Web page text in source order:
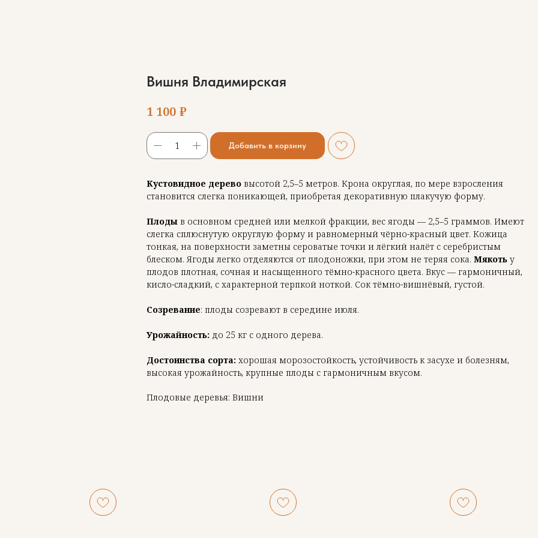
Вишня Владимирская
1 100 ₽
Добавить в корзину
Кустовидное дерево высотой 2,5–5 метров. Крона округлая, по мере взросления
становится слегка поникающей, приобретая декоративную плакучую форму.
Плоды в основном средней или мелкой фракции, вес ягоды — 2,5–5 граммов. Имеют
слегка сплюснутую округлую форму и равномерный чёрно-красный цвет. Кожица
тонкая, на поверхности заметны сероватые точки и лёгкий налёт с серебристым
блеском. Ягоды легко отделяются от плодоножки, при этом не теряя сока. Мякоть у
плодов плотная, сочная и насыщенного тёмно-красного цвета. Вкус — гармоничный,
кисло-сладкий, с характерной терпкой ноткой. Сок тёмно-вишнёвый, густой.
Созревание: плоды созревают в середине июля.
Урожайность: до 25 кг с одного дерева.
Достоинства сорта: хорошая морозостойкость, устойчивость к засухе и болезням,
высокая урожайность, крупные плоды с гармоничным вкусом.
Плодовые деревья: Вишни